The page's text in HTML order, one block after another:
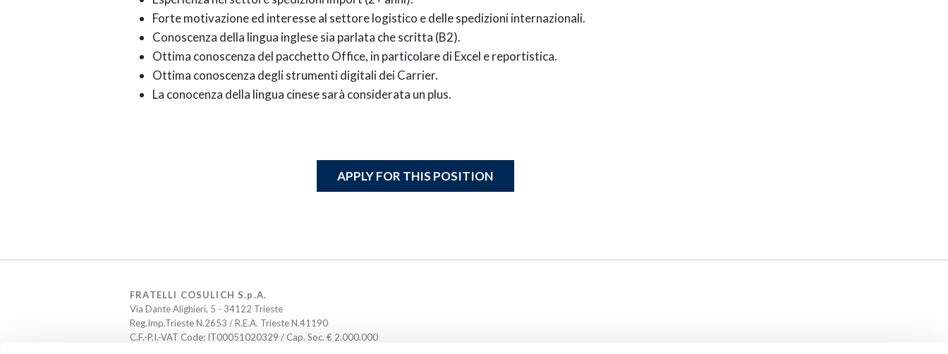
Forte motivazione ed interesse al settore logistico e delle spedizioni internazionali.
Conoscenza della lingua inglese sia parlata che scritta (B2).
Ottima conoscenza del pacchetto Office, in particolare di Excel e reportistica.
Ottima conoscenza degli strumenti digitali dei Carrier.
La conocenza della lingua cinese sarà considerata un plus.
APPLY FOR THIS POSITION
FRATELLI COSULICH S.p.A.
Via Dante Alighieri, 5 - 34122 Trieste
Reg.Imp.Trieste N.2653 / R.E.A. Trieste N.41190
C.F.-P.I.-VAT Code: IT00051020329 / Cap. Soc. € 2.000.000